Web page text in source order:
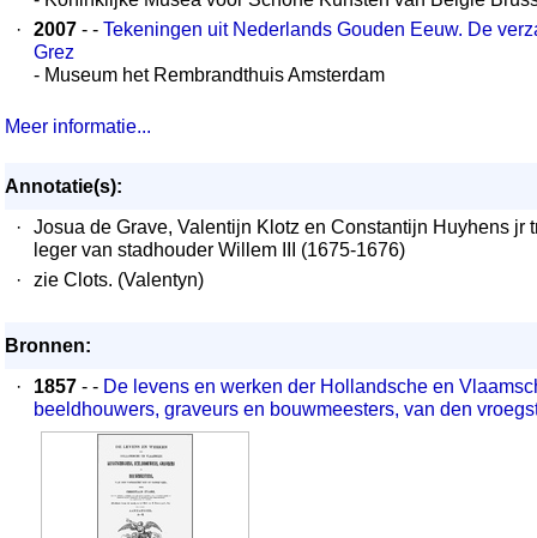
·
2007 - - Tekeningen uit Nederlands Gouden Eeuw. De
Grez
- Museum het Rembrandthuis Amsterdam
Meer informatie...
Annotatie(s):
·
Josua de Grave, Valentijn Klotz en Constantijn Huyhens jr
leger van stadhouder Willem III (1675-1676)
·
zie Clots. (Valentyn)
Bronnen:
·
1857 - - De levens en werken der Hollandsche en
beeldhouwers, graveurs en bouwmeesters, van den